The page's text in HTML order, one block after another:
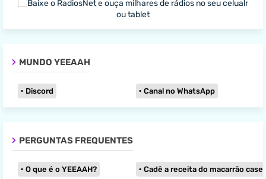
MUNDO YEEAAH
Discord Canal no WhatsApp
PERGUNTAS FREQUENTES
O que é o YEEAAH? Cadê a receita do macarrão caseiro